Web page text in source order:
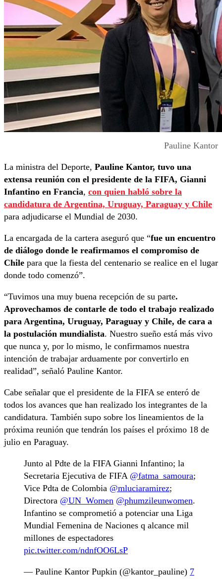
Pauline Kantor
La ministra del Deporte, Pauline Kantor, tuvo una
extensa reunión con el presidente de la FIFA, Gianni
Infantino en Francia, con quien habló sobre la
candidatura de Argentina, Uruguay, Paraguay y Chile
para adjudicarse el Mundial de 2030.
La encargada de la cartera aseguró que “fue un encuentro
de diálogo donde le reafirmamos el compromiso de
Chile para que la fiesta del centenario se realice en el lugar
donde todo comenzó”.
“Tuvimos una muy buena recepción de su parte.
Aprovechamos de contarle de todo el trabajo realizado
para Argentina, Uruguay, Paraguay y Chile, de cara a
la postulación mundialista. Nuestro sueño está más vivo
que nunca y, por lo mismo, le confirmamos nuestra
intención de trabajar arduamente por convertirlo en
realidad”, señaló Pauline Kantor.
Cabe señalar que el presidente de la FIFA se enteró de
todos los avances que han realizado los integrantes de la
candidatura. También supo sobre los lineamientos de la
próxima reunión que tendrán los países el próximo 18 de
julio en Paraguay.
Junto al Pdte de la FIFA Gianni Infantino; la
Secretaria Ejecutiva de FIFA @fatma_samoura;
Vice Pdta de Colombia @mluciaramirez;
Directora @UN_Women @phumzileunwomen.
Infantino se comprometió a potenciar una Liga
Mundial Femenina de Naciones q alcance mil
millones de espectadores
pic.twitter.com/ndnfOO6LsP
— Pauline Kantor Pupkin (@kantor_pauline) 7